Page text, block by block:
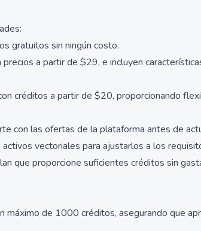
gratuitos sin ningún costo.
a partir de $29, e incluyen
créditos a partir de $20, proporcionando
con las ofertas de la plataforma antes de
vectoriales para ajustarlos a los
que proporcione suficientes créditos sin
de 1000 créditos, asegurando que